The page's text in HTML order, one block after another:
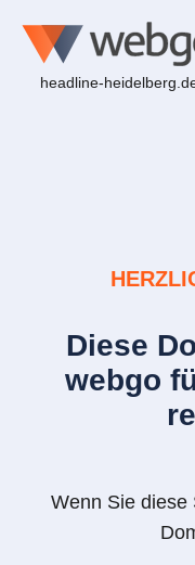
headline-
Diese
webgo
Wenn Sie diese